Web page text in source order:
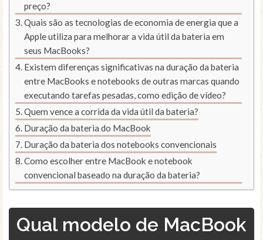
preço?
Quais são as tecnologias de economia de energia que a
Apple utiliza para melhorar a vida útil da bateria em
seus MacBooks?
Existem diferenças significativas na duração da bateria
entre MacBooks e notebooks de outras marcas quando
executando tarefas pesadas, como edição de vídeo?
Quem vence a corrida da vida útil da bateria?
Duração da bateria do MacBook
Duração da bateria dos notebooks convencionais
Como escolher entre MacBook e notebook
convencional baseado na duração da bateria?
Qual modelo de MacBook